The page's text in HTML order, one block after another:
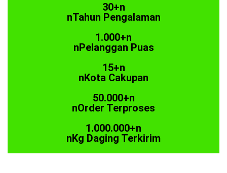
30+n
nTahun Pengalaman
1.000+n
nPelanggan Puas
15+n
nKota Cakupan
50.000+n
nOrder Terproses
1.000.000+n
nKg Daging Terkirim